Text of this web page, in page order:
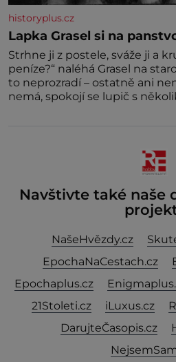
historyplus.cz
Lapka Grasel si na
Strhne ji z postele, sváže ji a
peníze?“ naléhá Grasel na
to neprozradí – ostatně ani
nemá, spokojí se lupič s
Navštivte také naše
NašeHvězdy.cz
EpochaNaCestach.cz
Epochaplus.cz
21Stoleti.cz
iLuxus.cz
DarujteČasopis.cz